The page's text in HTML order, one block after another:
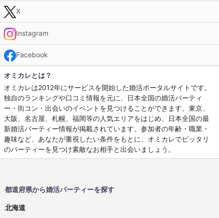
X
Instagram
Facebook
オミカレとは？
オミカレは2012年にサービスを開始した婚活ポータルサイトです。
独自のランキングや口コミ情報を元に、日本全国の婚活パーティ
ー・街コン・出会いのイベントを見つけることができます。東京、
大阪、名古屋、札幌、福岡等の人気エリアをはじめ、日本全国の最
新婚活パーティー情報が掲載されています。参加者の年齢・職業・
趣味など、あなたが重視したい条件をもとに、オミカレでピッタリ
のパーティーを見つけ素敵なお相手と出会いましょう。
都道府県から婚活パーティーを探す
北海道